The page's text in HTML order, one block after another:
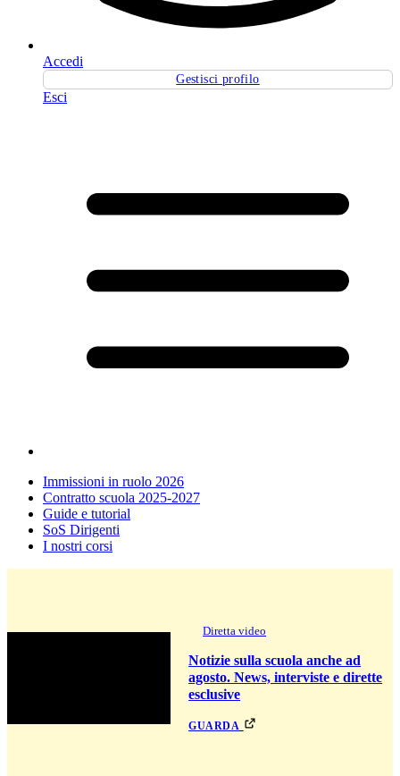
Accedi
Gestisci profilo
Esci
Immissioni in ruolo 2026
Contratto scuola 2025-2027
Guide e tutorial
SoS Dirigenti
I nostri corsi
Diretta video
Notizie sulla scuola anche ad
agosto. News, interviste e dirette
esclusive
guarda